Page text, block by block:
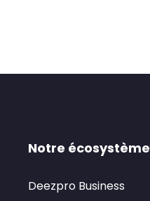
Notre écosystème
Deezpro Business